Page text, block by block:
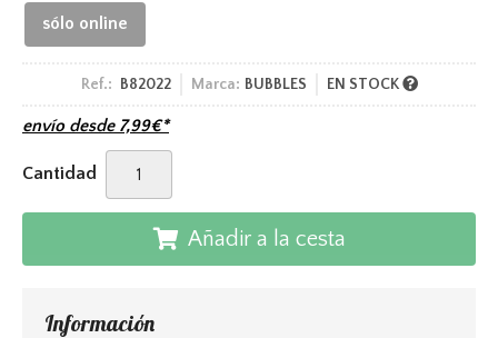
sólo online
Ref.: B82022 Marca: BUBBLES EN STOCK
envío desde 7,99€*
Cantidad
Añadir a la cesta
Información